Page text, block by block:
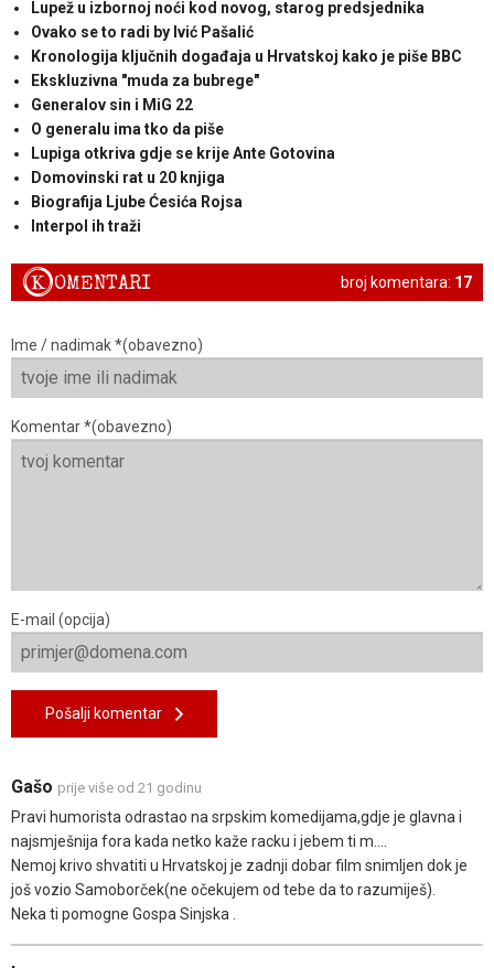
Lupež u izbornoj noći kod novog, starog predsjednika
Ovako se to radi by Ivić Pašalić
Kronologija ključnih događaja u Hrvatskoj kako je piše BBC
Ekskluzivna "muda za bubrege"
Generalov sin i MiG 22
O generalu ima tko da piše
Lupiga otkriva gdje se krije Ante Gotovina
Domovinski rat u 20 knjiga
Biografija Ljube Ćesića Rojsa
Interpol ih traži
broj komentara: 17
KOMENTARI
Ime / nadimak *(obavezno)
Komentar *(obavezno)
E-mail (opcija)
Pošalji komentar
Gašo prije više od 21 godinu
Pravi humorista odrastao na srpskim komedijama,gdje je glavna i
najsmješnija fora kada netko kaže racku i jebem ti m....
Nemoj krivo shvatiti u Hrvatskoj je zadnji dobar film snimljen dok je
još vozio Samoborček(ne očekujem od tebe da to razumiješ).
Neka ti pomogne Gospa Sinjska .